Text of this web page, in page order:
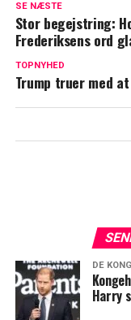
Melania
Trumps
SE NÆSTE
Stor begejstring:
Frederiksens ord
TOPNYHED
Trump truer med
DE
Harry